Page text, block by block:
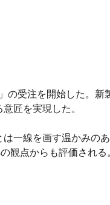
の受注を開始した。新
匠を実現した。
一線を画す温かみの
観点からも評価される